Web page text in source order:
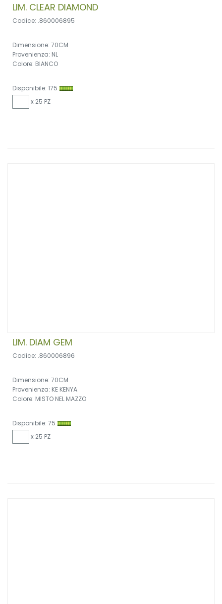
LIM. CLEAR DIAMOND
Codice: .860006895
Dimensione: 70CM
Provenienza: NL
Colore: BIANCO
Disponibile: 175
x 25 PZ
LIM. DIAM GEM
Codice: .860006896
Dimensione: 70CM
Provenienza: KE KENYA
Colore: MISTO NEL MAZZO
Disponibile: 75
x 25 PZ